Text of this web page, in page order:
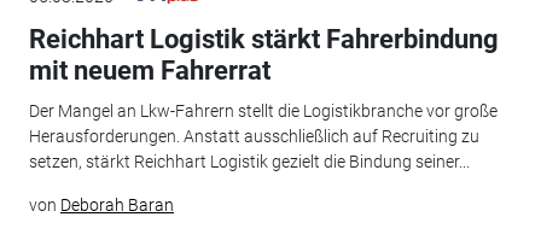
Reichhart Logistik stärkt Fahrerbindung
mit neuem Fahrerrat
Der Mangel an Lkw-Fahrern stellt die Logistikbranche vor große
Herausforderungen. Anstatt ausschließlich auf Recruiting zu
setzen, stärkt Reichhart Logistik gezielt die Bindung seiner...
von Deborah Baran